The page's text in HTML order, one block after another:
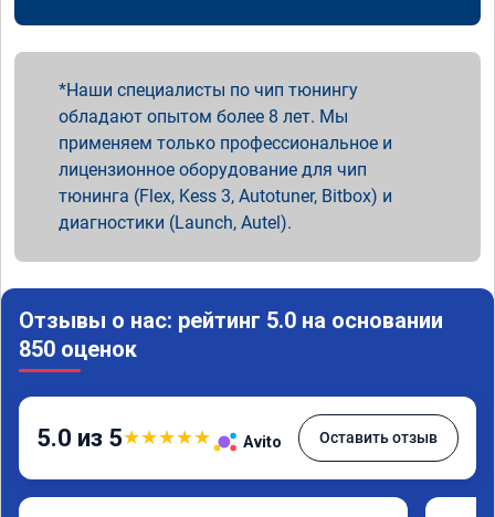
Наши специалисты по чип тюнингу
обладают опытом более 8 лет. Мы
применяем только профессиональное и
лицензионное оборудование для чип
тюнинга (Flex, Kess 3, Autotuner, Bitbox) и
диагностики (Launch, Autel).
Отзывы о нас: рейтинг 5.0 на основании
850 оценок
5.0 из 5★★★★★ Avito Оставить отзыв